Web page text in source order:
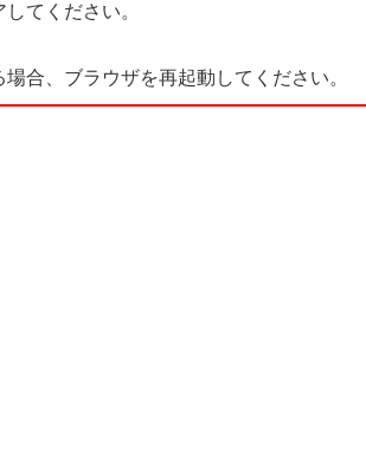
てください。
合、ブラウザを再起動してください。